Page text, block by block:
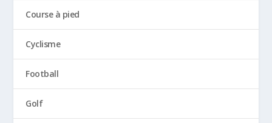
Course à pied
Cyclisme
Football
Golf